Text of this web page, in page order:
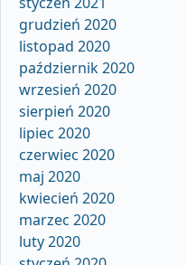
grudzień 2020
listopad 2020
październik 2020
wrzesień 2020
sierpień 2020
lipiec 2020
czerwiec 2020
maj 2020
kwiecień 2020
marzec 2020
luty 2020